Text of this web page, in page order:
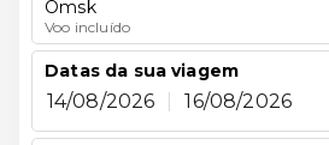
Omsk
Voo incluído
Datas da sua viagem
14/08/2026 16/08/2026